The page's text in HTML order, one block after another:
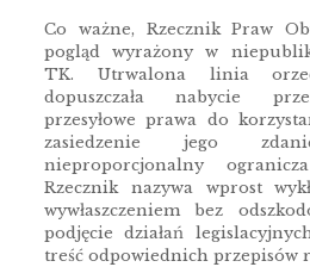
Co ważne, Rzecznik Praw
pogląd wyrażony w
TK. Utrwalona linia
dopuszczała nabycie
przesyłowe prawa do
zasiedzenie jego
nieproporcjonalny
Rzecznik nazywa wprost
wywłaszczeniem bez
podjęcie działań
treść odpowiednich przepisów